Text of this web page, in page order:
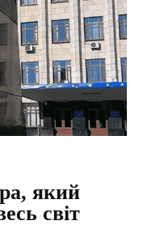
який
світ